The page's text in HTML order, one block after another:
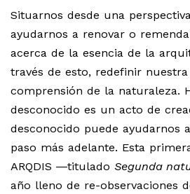
Situarnos desde una
ayudarnos a renovar o
acerca de la esencia de la
través de esto, redefinir
comprensión de la naturaleza.
desconocido es un acto de
desconocido puede ayudarnos
paso más adelante. Esta
ARQDIS ―titulado Segunda
año lleno de re-observaciones